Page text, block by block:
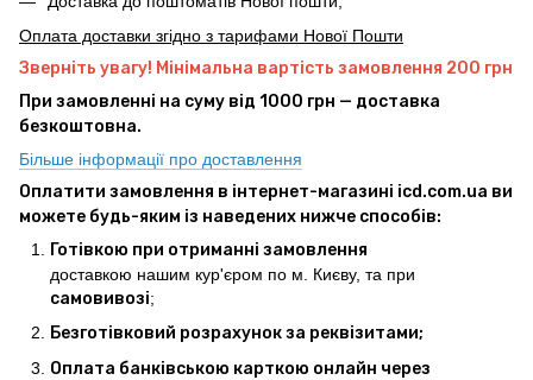
Оплата доставки згідно з тарифами Нової Пошти
Зверніть увагу! Мінімальна вартість замовлення 200 грн
При замовленні на суму від 1000 грн — доставка
безкоштовна.
Більше інформації про доставлення
Оплатити замовлення в інтернет-магазині icd.com.ua ви
можете будь-яким із наведених нижче способів:
Готівкою при отриманні замовлення
доставкою нашим кур'єром по м. Києву, та при
самовивозі;
Безготівковий розрахунок за реквізитами;
Оплата банківською карткою онлайн через